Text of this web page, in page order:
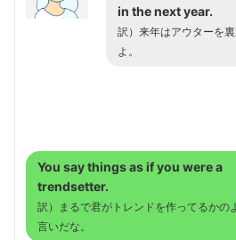
in the next year.
訳）来年はアウターを
よ。
You say things as if you were a
trendsetter.
訳）まるで君がトレンドを作ってるかの
言いだな。